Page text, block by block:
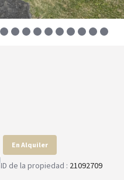
En Alquiler
ID de la propiedad : 21092709